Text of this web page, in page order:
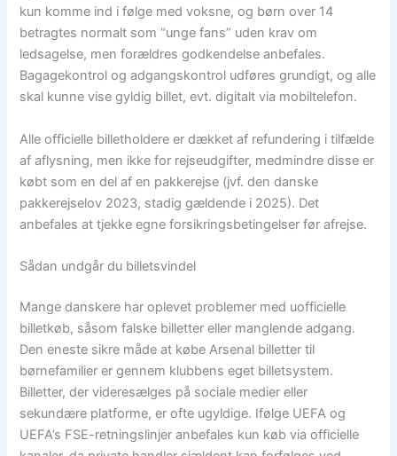
kun komme ind i følge med voksne, og børn over 14
betragtes normalt som “unge fans” uden krav om
ledsagelse, men forældres godkendelse anbefales.
Bagagekontrol og adgangskontrol udføres grundigt, og alle
skal kunne vise gyldig billet, evt. digitalt via mobiltelefon.
Alle officielle billetholdere er dækket af refundering i tilfælde
af aflysning, men ikke for rejseudgifter, medmindre disse er
købt som en del af en pakkerejse (jvf. den danske
pakkerejselov 2023, stadig gældende i 2025). Det
anbefales at tjekke egne forsikringsbetingelser før afrejse.
Sådan undgår du billetsvindel
Mange danskere har oplevet problemer med uofficielle
billetkøb, såsom falske billetter eller manglende adgang.
Den eneste sikre måde at købe Arsenal billetter til
børnefamilier er gennem klubbens eget billetsystem.
Billetter, der videresælges på sociale medier eller
sekundære platforme, er ofte ugyldige. Ifølge UEFA og
UEFA’s FSE-retningslinjer anbefales kun køb via officielle